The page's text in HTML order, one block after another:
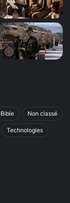
Bible Non classé
Technologies